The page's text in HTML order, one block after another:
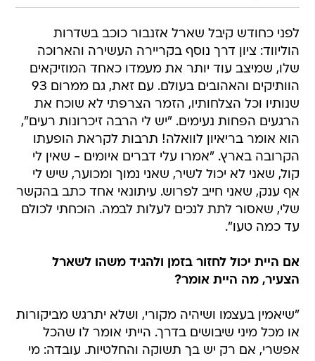
לפני כחודש קיבל שארל אזנבור כוכב בשדרות
הוליווד: ציון דרך נוסף בקריירה העשירה והארוכה
שלו, שמיצב עוד יותר את מעמדו כאחד המוזיקאים
הוותיקים והאהובים בעולם. עם זאת, גם ממרום 93
שנותיו וכל הצלחותיו, הזמר הצרפתי לא שוכח את
הרגעים הפחות נעימים. "יש לי הרבה זיכרונות רעים",
הוא אומר בריאיון לוואלה! תרבות לקראת הופעתו
הקרובה בארץ. "אמרו עלי דברים איומים - שאין לי
קול, שאני לא יכול לשיר, שאני נמוך ומכוער, שיש לי
אף ענק, שאני חייב לפרוש. עיתונאי אחד כתב בהקשר
שלי, שאסור לתת לנכים לעלות לבמה. הוכחתי לכולם
עד כמה טעו".
אם היית יכול לחזור בזמן ולהגיד משהו לשארל
הצעיר, מה היית אומר?
"שיאמין בעצמו ושיהיה מקורי, ושלא יתרגש מביקורות
או מכל מיני שיבושים בדרך. הייתי אומר לו שהכל
אפשרי, אם רק יש בך תשוקה והחלטיות. עובדה: מי